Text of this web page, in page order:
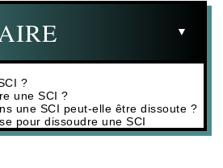
?
une SCI ?
une SCI peut-elle être dissoute ?
pour dissoudre une SCI